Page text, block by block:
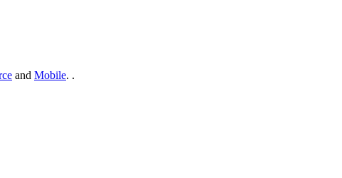
and Mobile. .